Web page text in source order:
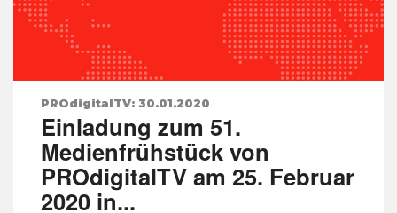
PROdigitalTV: 30.01.2020
Einladung zum 51.
Medienfrühstück von
PROdigitalTV am 25. Februar
2020 in...